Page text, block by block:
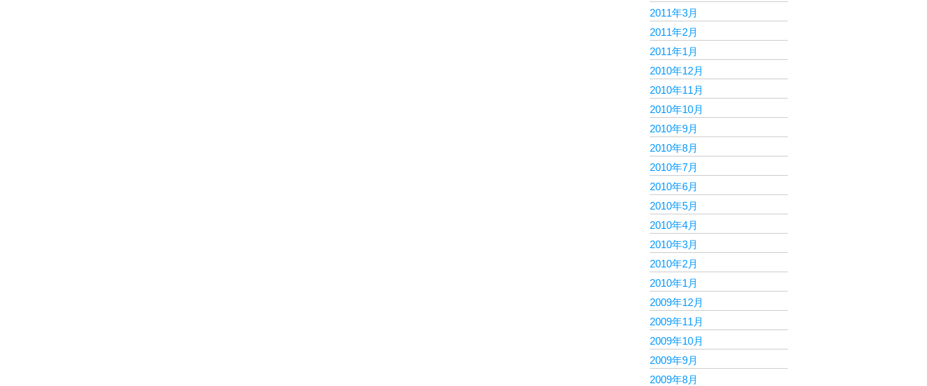
2011年3月
2011年2月
2011年1月
2010年12月
2010年11月
2010年10月
2010年9月
2010年8月
2010年7月
2010年6月
2010年5月
2010年4月
2010年3月
2010年2月
2010年1月
2009年12月
2009年11月
2009年10月
2009年9月
2009年8月